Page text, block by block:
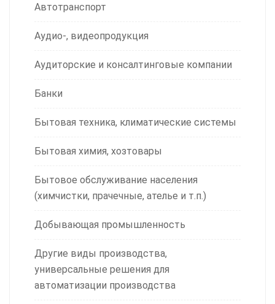
Автотранспорт
Аудио-, видеопродукция
Аудиторские и консалтинговые компании
Банки
Бытовая техника, климатические системы
Бытовая химия, хозтовары
Бытовое обслуживание населения
(химчистки, прачечные, ателье и т.п.)
Добывающая промышленность
Другие виды производства,
универсальные решения для
автоматизации производства